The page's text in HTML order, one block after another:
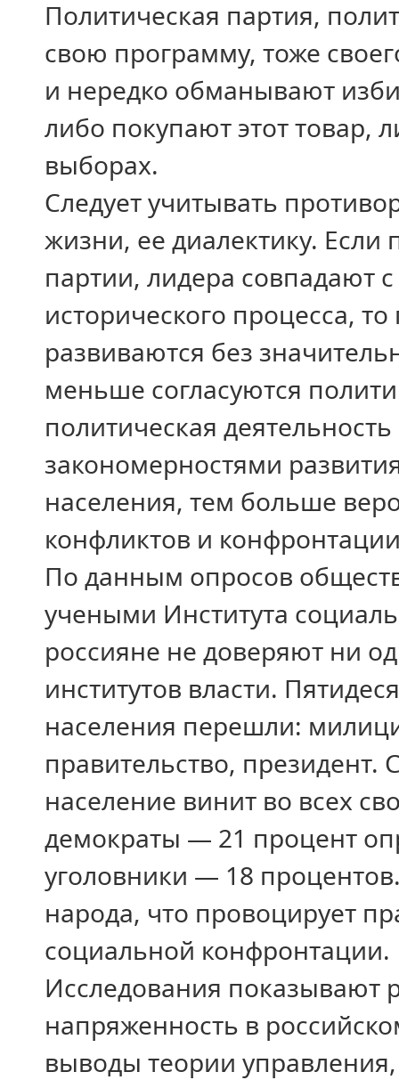
Политическая партия,
свою программу, тоже
и нередко обманывают
либо покупают этот товар,
выборах.
Следует учитывать
жизни, ее диалектику. Если
партии, лидера совпадают
исторического процесса,
развиваются без
меньше согласуются
политическая
закономерностями
населения, тем больше
конфликтов и
По данным опросов
учеными Института
россияне не доверяют ни
институтов власти.
населения перешли:
правительство,
население винит во всех
демократы — 21 процент
уголовники — 18
народа, что провоцирует
социальной конфронтации.
Исследования показывают
напряженность в
выводы теории